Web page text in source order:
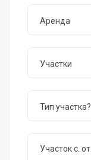
Аренда
Участки
Тип участка?